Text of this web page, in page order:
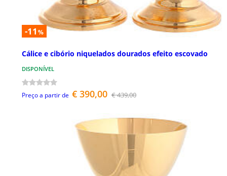
-11 %
Cálice e cibório niquelados dourados efeito escovado
DISPONÍVEL
Preço a partir de € 390,00 € 439,00